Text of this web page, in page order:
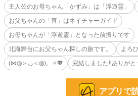
ますのでそちらも読んでいただけると嬉しいで
この作品にいただいた「エール」の投稿インセ
応援に使わせていただきますので、よろしかった
では、お母ちゃん（霊】の「かずみ」と娘の「
「直」と今回のゲストさん達の応援をよろひこ
(⋈◍＞◡＜◍)。✧💖
小説 228,565 位 / 228,565 件
8,495 位 / 8,495 件
主人公のお母ちゃん「かずみ」は「浮遊霊」
お父ちゃんの「直」はネイチャーガイド
お母ちゃんが「浮遊霊」となった前振りです
北海舞台にお父ちゃん探しの旅です。
よろ
(⋈◍＞◡＜◍)。✧💖
完結しました‼️ありがと
アプリで